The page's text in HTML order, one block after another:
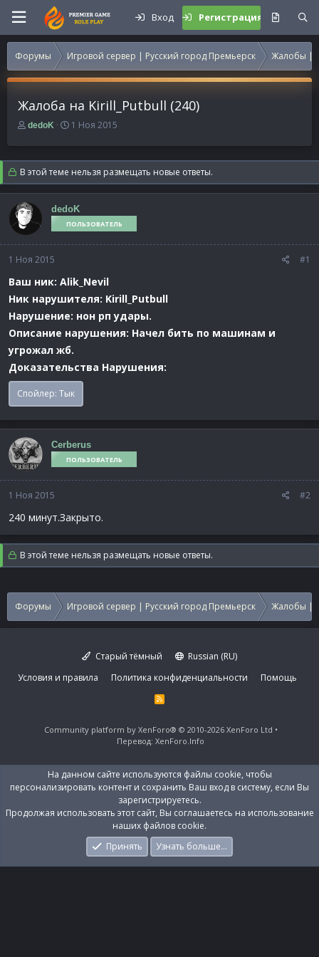
Вход Регистрация
Форумы Игровой сервер | Русский город Премьерск Жалобы |
Жалоба на Kirill_Putbull (240)
А
т
о
р
т
е
м
ы
dedoK
Д
т
а
н
а
а
л
1 Ноя 2015
В этой теме нельзя размещать новые ответы.
dedoK
ПОЛЬЗОВАТЕЛЬ
1 Ноя 2015 #1
Ваш ник: Alik_Nevil
Ник нарушителя: Kirill_Putbull
Нарушение: нон рп удары.
Описание нарушения: Начел бить по машинам и
угрожал жб.
Доказательства Нарушения:
Спойлер: Тык
Cerberus
ПОЛЬЗОВАТЕЛЬ
1 Ноя 2015 #2
240 минут.Закрыто.
В этой теме нельзя размещать новые ответы.
Форумы Игровой сервер | Русский город Премьерск Жалобы |
Старый тёмный
Russian (RU)
Условия и правила
Политика конфиденциальности Помощь
R
S
Community platform by XenForo® © 2010-2026 XenForo Ltd
Перевод: XenForo.Info
На данном сайте используются файлы cookie, чтобы
персонализировать контент и сохранить Ваш вход в систему, если Вы
зарегистрируетесь.
Продолжая использовать этот сайт, Вы соглашаетесь на использование
наших файлов cookie.
Принять
Узнать больше…